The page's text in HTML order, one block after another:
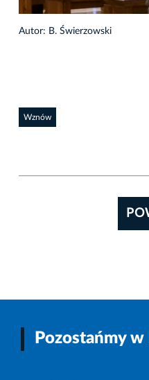
Autor: B. Świerzowski
Wznów
Pozostańmy